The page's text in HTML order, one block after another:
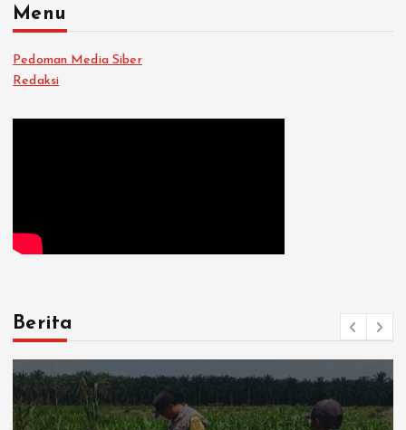
Menu
Pedoman Media Siber
Redaksi
Berita